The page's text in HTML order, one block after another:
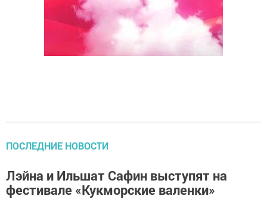
ПОСЛЕДНИЕ НОВОСТИ
Лэйна и Ильшат Сафин выступят на
фестивале «Кукморские валенки»